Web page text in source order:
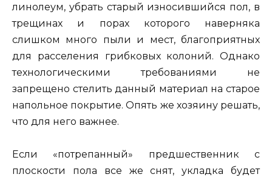
линолеум, убрать старый износившийся пол, в
трещинах и порах которого наверняка
слишком много пыли и мест, благоприятных
для расселения грибковых колоний. Однако
технологическими требованиями не
запрещено стелить данный материал на старое
напольное покрытие. Опять же хозяину решать,
что для него важнее.
Если «потрепанный» предшественник с
плоскости пола все же снят, укладка будет